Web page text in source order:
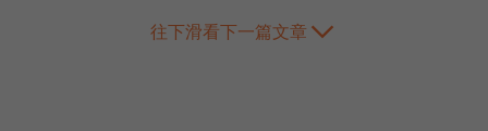
往下滑看下一篇文章